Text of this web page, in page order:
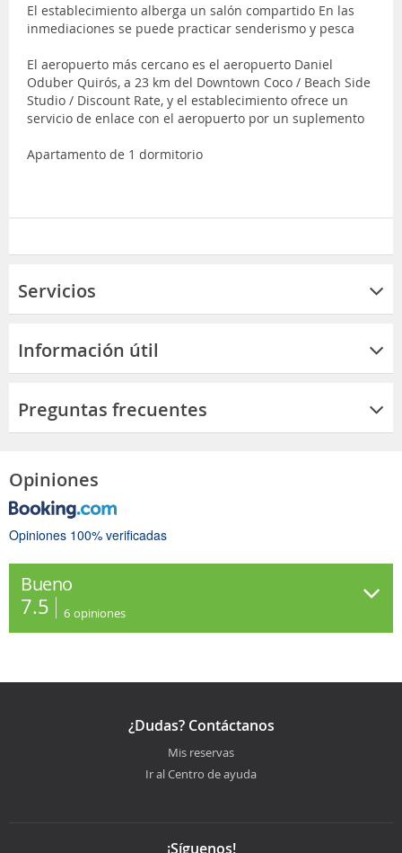
El establecimiento alberga un salón compartido En las
inmediaciones se puede practicar senderismo y pesca
El aeropuerto más cercano es el aeropuerto Daniel
Oduber Quirós, a 23 km del Downtown Coco / Beach Side
Studio / Discount Rate, y el establecimiento ofrece un
servicio de enlace con el aeropuerto por un suplemento
Apartamento de 1 dormitorio
Servicios
Información útil
Preguntas frecuentes
Opiniones
Opiniones 100% verificadas
Bueno
7.5 6 opiniones
¿Dudas? Contáctanos
Mis reservas
Ir al Centro de ayuda
¡Síguenos!